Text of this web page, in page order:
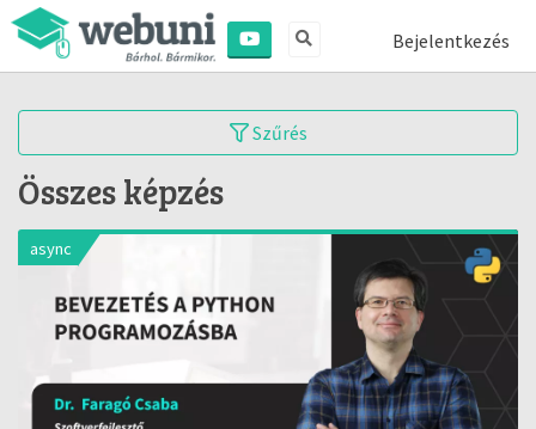
Bejelentkezés
Szűrés
Összes képzés
async